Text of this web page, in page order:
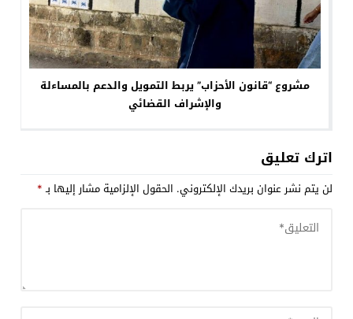
مشروع “قانون الأحزاب” يربط التمويل والدعم بالمساءلة
والإشراف القضائي
اترك تعليق
لن يتم نشر عنوان بريدك الإلكتروني. الحقول الإلزامية مشار إليها بـ*